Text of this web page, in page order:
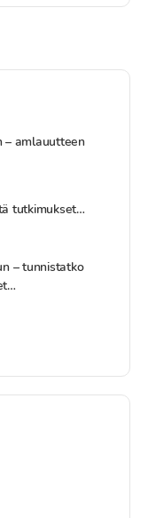
– amlauutteen
tutkimukset…
– tunnistatko